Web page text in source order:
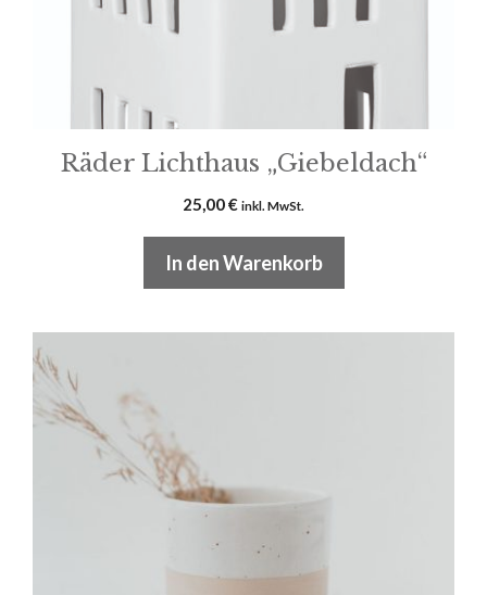
Räder Lichthaus „Giebeldach“
25,00€ inkl. MwSt.
In den Warenkorb